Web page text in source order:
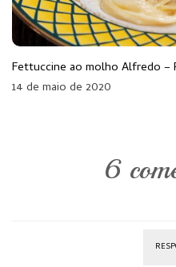
Fettuccine ao molho Alfredo –
14 de maio de 2020
6